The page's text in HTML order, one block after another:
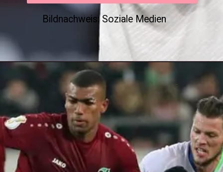
Bildnachweis: Soziale Medien